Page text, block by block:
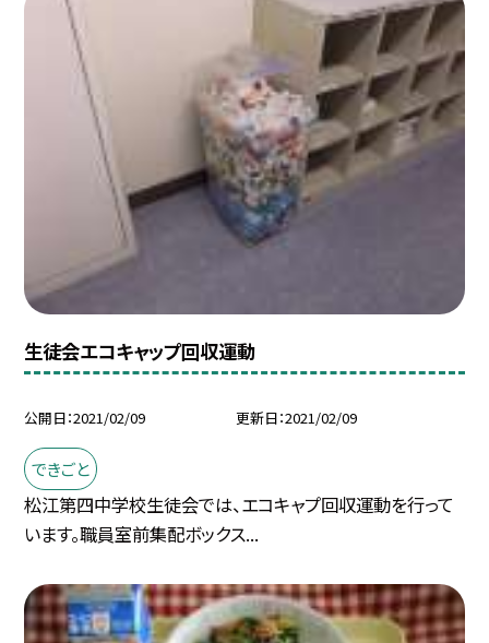
生徒会エコキャップ回収運動
公開日 2021/02/09 更新日 2021/02/09
できごと
松江第四中学校生徒会では、エコキャプ回収運動を行って
います。職員室前集配ボックス...